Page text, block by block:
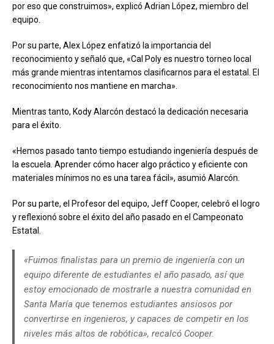
por eso que construimos», explicó Adrian López, miembro del
equipo.
Por su parte, Alex López enfatizó la importancia del
reconocimiento y señaló que, «Cal Poly es nuestro torneo local
más grande mientras intentamos clasificarnos para el estatal. El
reconocimiento nos mantiene en marcha».
Mientras tanto, Kody Alarcón destacó la dedicación necesaria
para el éxito.
«Hemos pasado tanto tiempo estudiando ingeniería después de
la escuela. Aprender cómo hacer algo práctico y eficiente con
materiales mínimos no es una tarea fácil», asumió Alarcón.
Por su parte, el Profesor del equipo, Jeff Cooper, celebró el logro
y reflexionó sobre el éxito del año pasado en el Campeonato
Estatal.
«Fuimos finalistas para un premio de ingeniería con un
equipo diferente de estudiantes el año pasado, así que
estoy emocionado de mostrarle a nuestra comunidad en
Santa María que tenemos estudiantes ansiosos por
convertirse en ingenieros, y capaces de competir en los
niveles más altos de robótica», recalcó Cooper.